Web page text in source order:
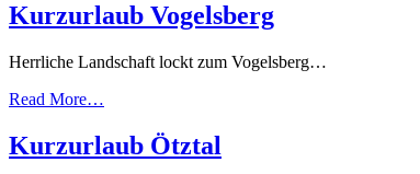
Kurzurlaub Vogelsberg
Herrliche Landschaft lockt zum Vogelsberg…
Read More…
Kurzurlaub Ötztal